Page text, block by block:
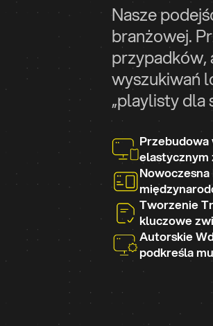
Nasze
branżowej.
przypadków,
wyszukiwań
„playlisty dla
Przebudowa
elastycznym
Tworzenie
kluczowe
Autorskie
podkreśla